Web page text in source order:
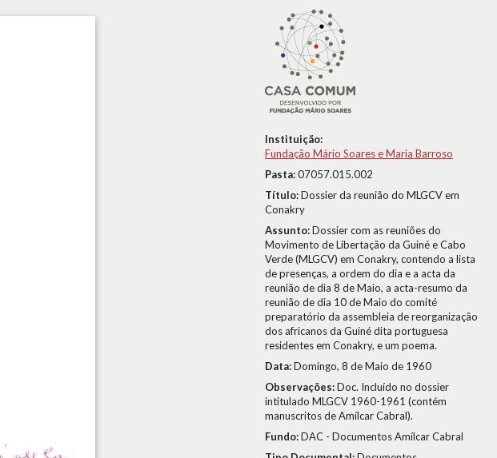
Instituição:
Fundação Mário Soares e Maria Barroso
Pasta:07057.015.002
Título:Dossier da reunião do MLGCV em
Conakry
Assunto:Dossier com as reuniões do
Movimento de Libertação da Guiné e Cabo
Verde (MLGCV) em Conakry, contendo a lista
de presenças, a ordem do dia e a acta da
reunião de dia 8 de Maio, a acta-resumo da
reunião de dia 10 de Maio do comité
preparatório da assembleia de reorganização
dos africanos da Guiné dita portuguesa
residentes em Conakry, e um poema.
Data:Domingo, 8 de Maio de 1960
Observações:Doc. Incluído no dossier
intitulado MLGCV 1960-1961 (contém
manuscritos de Amílcar Cabral).
Fundo:DAC - Documentos Amílcar Cabral